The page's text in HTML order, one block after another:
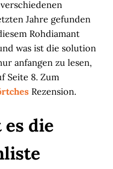
Jahre gefunden
Rohdiamant
was ist die solution
anfangen zu lesen,
Seite 8. Zum
Rezension.
die